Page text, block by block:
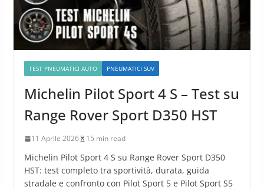
TEST PNEUMATICI AUTO PNEUMATICI SUV
Michelin Pilot Sport 4 S – Test su
Range Rover Sport D350 HST
11 Aprile 2026 15 min read
Michelin Pilot Sport 4 S su Range Rover Sport D350
HST: test completo tra sportività, durata, guida
stradale e confronto con Pilot Sport 5 e Pilot Sport S5